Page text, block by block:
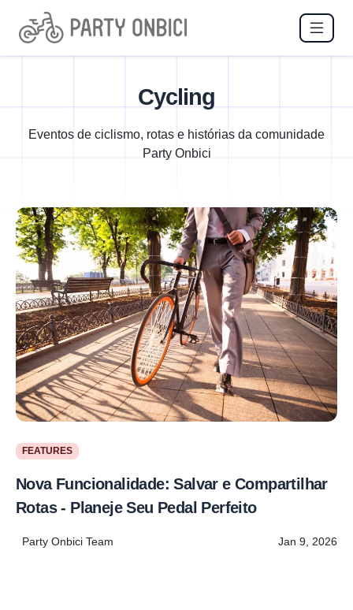
Cycling
Eventos de ciclismo, rotas e histórias da comunidade
Party Onbici
FEATURES
Nova Funcionalidade: Salvar e Compartilhar
Rotas - Planeje Seu Pedal Perfeito
Party Onbici Team Jan 9, 2026